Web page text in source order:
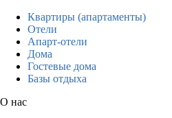
Квартиры (апартаменты)
Отели
Апарт-отели
Дома
Гостевые дома
Базы отдыха
О нас